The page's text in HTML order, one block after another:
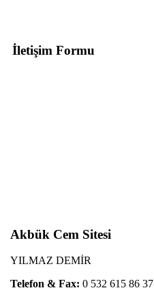
İletişim Formu
Akbük Cem Sitesi
YILMAZ DEMİR
Telefon & Fax: 0 532 615 86 37